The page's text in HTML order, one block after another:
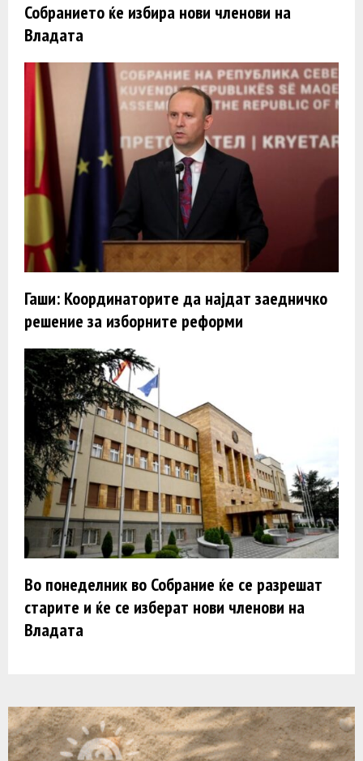
Собранието ќе избира нови членови на
Владата
Гаши: Координаторите да најдат заедничко
решение за изборните реформи
Во понеделник во Собрание ќе се разрешат
старите и ќе се изберат нови членови на
Владата